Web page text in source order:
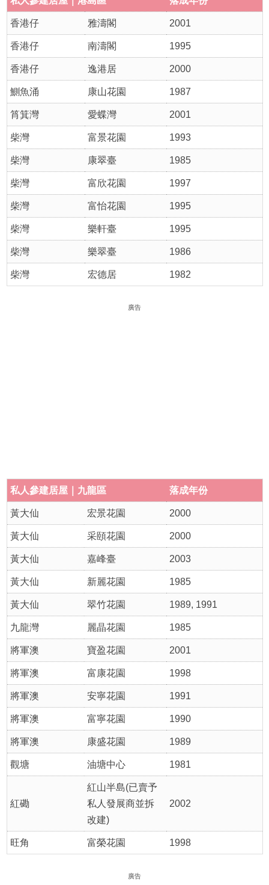
香港仔 雅濤閣 2001
香港仔 南濤閣 1995
香港仔 逸港居 2000
鰂魚涌 康山花園 1987
筲箕灣 愛蝶灣 2001
柴灣 富景花園 1993
柴灣 康翠臺 1985
柴灣 富欣花園 1997
柴灣 富怡花園 1995
柴灣 樂軒臺 1995
柴灣 樂翠臺 1986
柴灣 宏德居 1982
廣告
私人參建居屋｜九龍區 落成年份
黃大仙 宏景花園 2000
黃大仙 采頤花園 2000
黃大仙 嘉峰臺 2003
黃大仙 新麗花園 1985
黃大仙 翠竹花園 1989, 1991
九龍灣 麗晶花園 1985
將軍澳 寶盈花園 2001
將軍澳 富康花園 1998
將軍澳 安寧花園 1991
將軍澳 富寧花園 1990
將軍澳 康盛花園 1989
觀塘 油塘中心 1981
紅磡
紅山半島(已賣予
私人發展商並拆
改建)
2002
旺角 富榮花園 1998
廣告